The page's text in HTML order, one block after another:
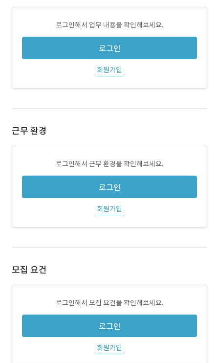
로그인해서 업무 내용을 확인해보세요.
로그인
회원가입
근무 환경
로그인해서 근무 환경을 확인해보세요.
로그인
회원가입
모집 요건
로그인해서 모집 요건을 확인해보세요.
로그인
회원가입